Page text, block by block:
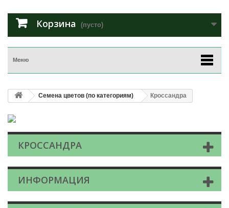
Корзина (пусто)
Меню
Семена цветов (по категориям) Кроссандра
КРОССАНДРА
ИНФОРМАЦИЯ